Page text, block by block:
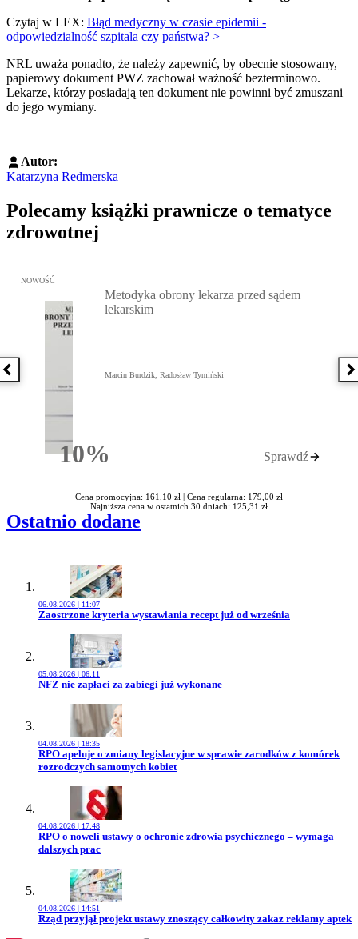
Czytaj w LEX: Błąd medyczny w czasie epidemii -
odpowiedzialność szpitala czy państwa? >
NRL uważa ponadto, że należy zapewnić, by obecnie stosowany,
papierowy dokument PWZ zachował ważność bezterminowo.
Lekarze, którzy posiadają ten dokument nie powinni być zmuszani
do jego wymiany.
Autor:
Katarzyna Redmerska
Polecamy książki prawnicze o tematyce
zdrowotnej
Poprzednia książka
Przejdź do: Metodyka obrony lekarza przed sądem lekarskim,
NOWOŚĆ
10%Rabatu
Metodyka obrony lekarza przed sądem
lekarskim
Marcin Burdzik, Radosław Tymiński
Sprawdź
Cena promocyjna: 161,10 zł | Cena regularna: 179,00 zł
Najniższa cena w ostatnich 30 dniach: 125,31 zł
Ostatnio dodane
06.08.2026 | 11:07
Przejdź do artykułu:
Zaostrzone kryteria wystawiania recept już od września
05.08.2026 | 06:11
Przejdź do artykułu:
NFZ nie zapłaci za zabiegi już wykonane
04.08.2026 | 18:35
Przejdź do artykułu:
RPO apeluje o zmiany legislacyjne w sprawie zarodków z komórek
rozrodczych samotnych kobiet
04.08.2026 | 17:48
Przejdź do artykułu:
RPO o noweli ustawy o ochronie zdrowia psychicznego – wymaga
dalszych prac
04.08.2026 | 14:51
Przejdź do artykułu:
Rząd przyjął projekt ustawy znoszący całkowity zakaz reklamy aptek